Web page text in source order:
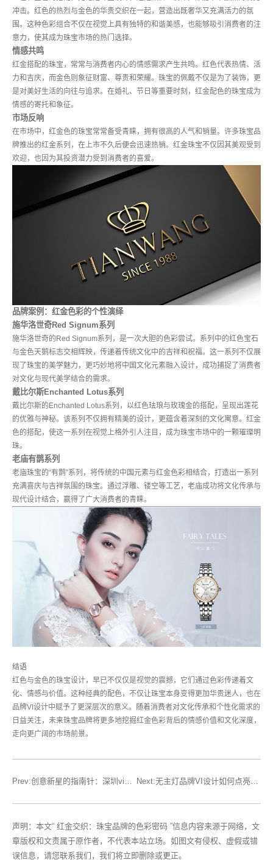
冲击。红色的热烈与金色的华贵交织在一起，营造出既奢华又充满活力的氛
围。这种色彩组合不仅在视觉上具有独特的和谐美感，也能够吸引消费者的注
意力，使其成为珠宝市场的热门选择。
情感共鸣
红金搭配的珠宝，常常与消费者内心的情感需求产生共鸣。红色代表热情、活
力和吉庆，而金色则象征财富、尊贵和荣耀。珠宝的佩戴不仅是为了装饰，更
是对美好生活的向往与追求。在婚礼、节日等重要时刻，红金配色的珠宝成为
情感的寄托和象征。
市场反响
在市场中，红金色的珠宝常常备受青睐，拥有很高的人气和销量。许多珠宝品
牌推出的红金系列，在上市不久后便会迅速热销。红金珠宝不仅因其美观受到
欢迎，也因为其投资潜力受到消费者的喜爱。
品牌案例：红金色彩的个性演绎
施华洛世奇Red Signum系列
施华洛世奇的Red Signum系列，是一次大胆的色彩尝试。系列中的红色宝石
与金色天鹅标志交相辉映，传递着传统文化中的吉祥和祝福。这一系列不仅展
现了珠宝的美学魅力，更巧妙地将中国文化元素融入设计，成功捕捉了消费者
对文化与现代美学结合的需求。
戴比尔斯Enchanted Lotus系列
戴比尔斯的Enchanted Lotus系列，以红色珐琅与玫瑰金的搭配，呈现出莲花
的优雅与神秘。该系列不仅拥有精美的设计，更蕴含着深刻的文化寓意。红金
色的搭配，使这一系列在视觉上格外引人注目，成为珠宝市场中的一颗璀璨明
珠。
老庙有鹊系列
老庙珠宝的“有鹊”系列，将传统的中国元素与红金色彩相结合，打造出一系列
充满喜庆与吉祥氛围的珠宝。通过浮雕、镂空等工艺，老庙成功将文化传承与
现代设计结合，赢得了广大消费者的青睐。
结语
红色与金色的珠宝设计，早已不仅仅是视觉的震撼，它们通过色彩传递着文
化、情感与价值。这种经典的配色，不仅让珠宝本身变得更加华贵迷人，也在
品牌VI设计中赋予了更深层次的意义。随着消费者对文化传承和个性化需求的
日益关注，未来珠宝品牌将更多地挖掘红金色彩背后的情感价值和文化深度，
走向更广阔的市场前景。
Prev:创意新星的指南针：深圳vi设计公司重新启航 Next:无主灯品牌VI设计如何点亮生活的色彩魔法
声明：本文“ 红金交织：珠宝品牌的色彩密码 ”信息内容来源于网络，文
章版权和文责属于原作者，不代表本站立场。如图文有侵权、虚假或错
误信息，请您联系我们，我们将立即删除或更正。